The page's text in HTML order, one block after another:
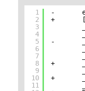
1
2
3
4
5
6
7
8
9
10
11
-
+
-
+
+